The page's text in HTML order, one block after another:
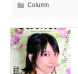
Column